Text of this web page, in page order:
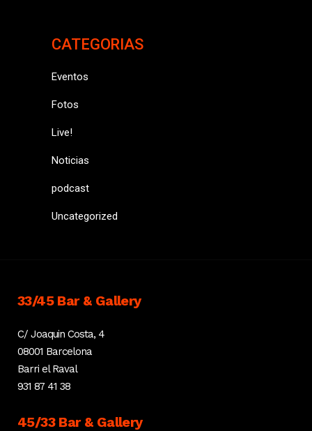
CATEGORIAS
Eventos
Fotos
Live!
Noticias
podcast
Uncategorized
33/45 Bar & Gallery
C/ Joaquin Costa, 4
08001 Barcelona
Barri el Raval
931 87 41 38
45/33 Bar & Gallery